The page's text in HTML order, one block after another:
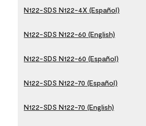
N122-SDS N122-4X (Español)
N122-SDS N122-60 (English)
N122-SDS N122-60 (Español)
N122-SDS N122-70 (Español)
N122-SDS N122-70 (English)